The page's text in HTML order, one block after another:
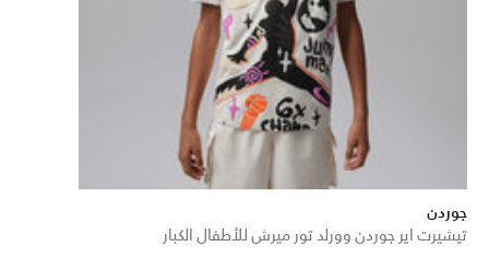
جوردن
تيشيرت اير جوردن وورلد تور ميرش للأطفال الكبار